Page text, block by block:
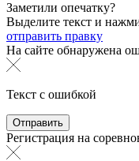
Заметили опечатку?
Выделите текст и
отправить правку
На сайте обнаружена
Текст с ошибкой
Регистрация на